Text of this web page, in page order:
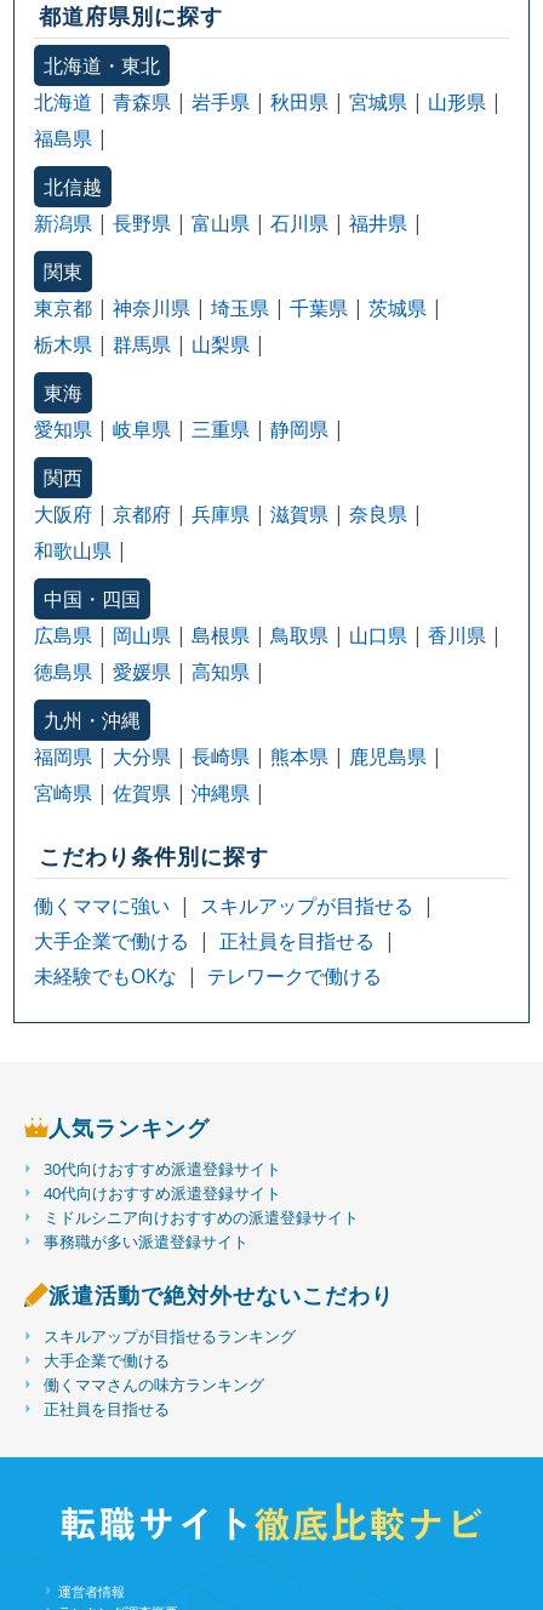
都道府県別に探す
北海道・東北
北海道
青森県 岩手県 秋田県 宮城県
山形県
福島県
北信越
新潟県
長野県 富山県 石川県
福井県
関東
東京都
神奈川県 埼玉県 千葉県
茨城県
栃木県
群馬県
山梨県
東海
愛知県
岐阜県 三重県
静岡県
関西
大阪府
京都府 兵庫県 滋賀県
奈良県
和歌山県
中国・四国
広島県
岡山県 島根県 鳥取県 山口県
香川県
徳島県
愛媛県
高知県
九州・沖縄
福岡県
大分県 長崎県 熊本県
鹿児島県
宮崎県
佐賀県 沖縄県
こだわり条件別に探す
働くママに強い
スキルアップが目指せる
大手企業で働ける
正社員を目指せる
未経験でもOKな
テレワークで働ける
人気ランキング
30代向けおすすめ派遣登録サイト
40代向けおすすめ派遣登録サイト
ミドルシニア向けおすすめの派遣登録サイト
事務職が多い派遣登録サイト
派遣活動で絶対外せないこだわり
スキルアップが目指せるランキング
大手企業で働ける
働くママさんの味方ランキング
正社員を目指せる
運営者情報